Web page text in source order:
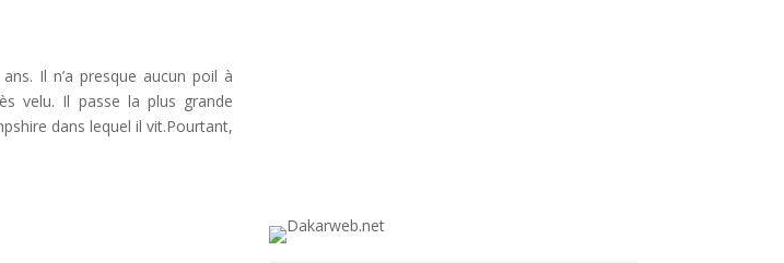
Il n’a presque aucun poil à
velu. Il passe la plus grande
dans lequel il vit.Pourtant,